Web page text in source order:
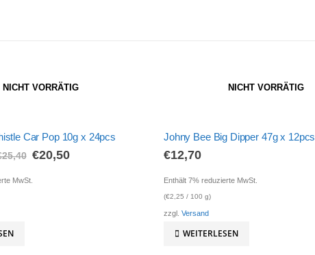
NICHT VORRÄTIG
Car Pop 10g x 24pcs
25,40 €20,50
MwSt.
NICHT VORRÄTIG
Johny Bee Big Dipper 47g x 12pcs
€12,70
Enthält 7% reduzierte MwSt.
(€2,25 / 100 g)
zzgl. Versand
WEITERLESEN